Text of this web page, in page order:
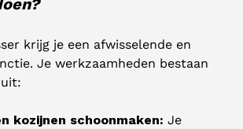
krijg je een afwisselende en
Je werkzaamheden bestaan
kozijnen schoonmaken: Je